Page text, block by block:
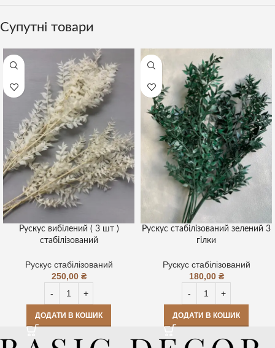
Супутні товари
Рускус вибілений ( 3 шт )
стабілізований
Рускус стабілізований
250,00 ₴
ДОДАТИ В КОШИК
Рускус стабілізований зелений 3
гілки
Рускус стабілізований
180,00 ₴
ДОДАТИ В КОШИК